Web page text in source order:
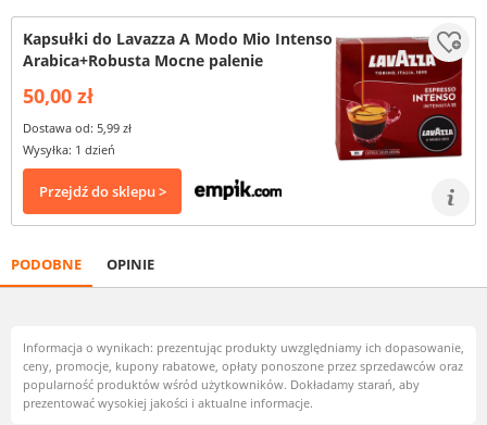
Kapsułki do Lavazza A Modo Mio Intenso
Arabica+Robusta Mocne palenie
50,00 zł
Dostawa od: 5,99 zł
Wysyłka: 1 dzień
Przejdź do sklepu >
PODOBNE OPINIE
Informacja o wynikach: prezentując produkty uwzględniamy ich dopasowanie,
ceny, promocje, kupony rabatowe, opłaty ponoszone przez sprzedawców oraz
popularność produktów wśród użytkowników. Dokładamy starań, aby
prezentować wysokiej jakości i aktualne informacje.